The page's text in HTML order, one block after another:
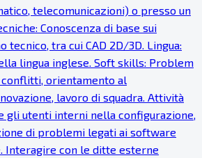
telecomunicazioni) o presso un
Conoscenza di base sui
tecnico, tra cui CAD 2D/3D. Lingua:
lingua inglese. Soft skills: Problem
orientamento al
lavoro di squadra. Attività
gli utenti interni nella configurazione,
di problemi legati ai software
Interagire con le ditte esterne